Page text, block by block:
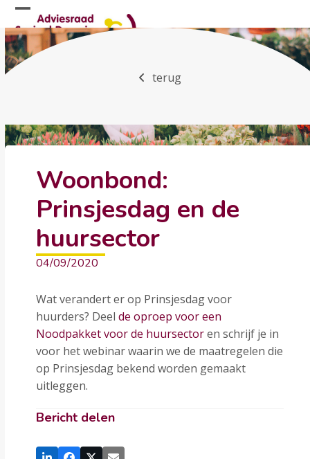
Skip
to
content
Open
mobile
menu
Close
mobile
menu
terug
Woonbond:
Prinsjesdag en de
huursector
04/09/2020
Wat verandert er op Prinsjesdag voor
huurders? Deelde oproep voor een
Noodpakket voor de huursectoren schrijf je in
voor het webinar waarin we de maatregelen die
op Prinsjesdag bekend worden gemaakt
uitleggen.
Bericht delen